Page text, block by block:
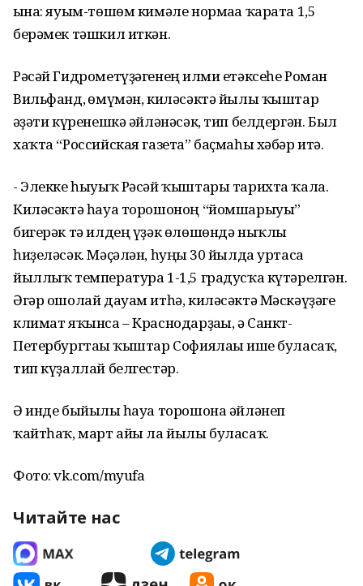
ғына: яуым-төшөм кимәле нормаға ҡарата 1,5
берәмек тәшкил иткән.
Рәсәй Гидрометүҙәгенең ғилми етәксеһе Роман
Вильфанд, ғөмүмән, киләсәктә йылы ҡыштар
ғәҙәти күренешкә әйләнәсәк, тип белдергән. Был
хаҡта “Российская газета” баҫмаһы хәбәр итә.
- Элекке һыуыҡ Рәсәй ҡыштары тарихта ҡала.
Киләсәктә һауа торошоноң “йомшарыуы”
бигерәк тә илдең үҙәк өлөшөндә ныҡлы
һиҙеләсәк. Мәҫәлән, һуңғы 30 йылда уртаса
йыллыҡ температура 1-1,5 градусҡа күтәрелгән.
Әгәр ошолай дауам итһә, киләсәктә Мәскәүҙәге
климат яҡынса – Краснодарҙағы, ә Санкт-
Петербургтағы ҡыштар Софиялағы ише буласаҡ,
тип күҙаллай белгестәр.
Ә инде быйылғы һауа торошона әйләнеп
ҡайтһаҡ, март айы ла йылы буласаҡ.
Фото: vk.com/myufa
Читайте нас